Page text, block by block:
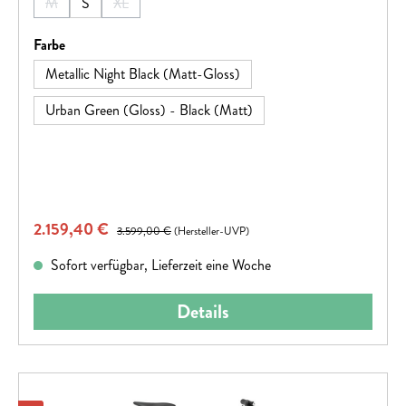
(Diese Option ist zurzeit nicht verfügbar.)
(Diese Option ist zurzeit nicht verfügbar.)
Farbeauswählen
Metallic Night Black (Matt-Gloss)
Urban Green (Gloss) - Black (Matt)
Verkaufspreis:
2.159,40 € Regulärer Preis:
3.599,00 €(Hersteller-UVP)
Sofort verfügbar, Lieferzeit eine Woche
Details